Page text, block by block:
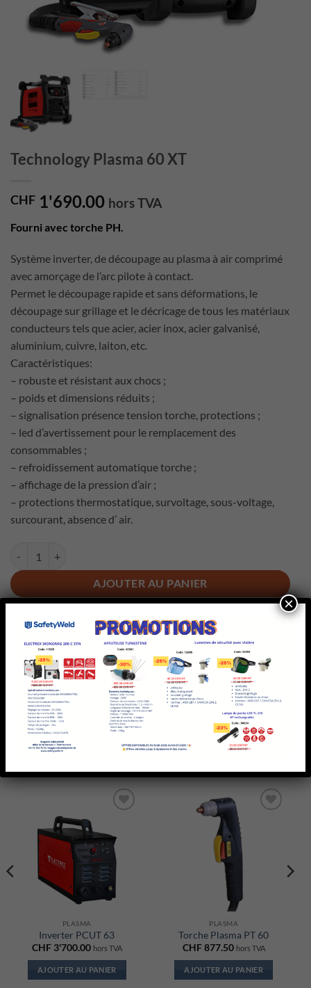
Technology Plasma 60 XT
CHF 1'690.00 hors TVA
Fourni avec torche PH.
Système inverter, de découpage au plasma à air comprimé
avec amorçage de l’arc pilote à contact.
Permet le découpage rapide et sans déformations, le
découpage sur grillage et le décricage de tous les matériaux
conducteurs tels que acier, acier inox, acier galvanisé,
aluminium, cuivre, laiton, etc.
Caractéristiques:
– robuste et résistant aux chocs ;
– poids et dimensions réduits ;
– signalisation présence tension torche, protections ;
– led d’avertissement pour le remplacement des
consommables ;
– refroidissement automatique torche ;
– affichage de la pression d’air ;
– protections thermostatique, survoltage, sous-voltage,
surcourant, absence d’ air.
AJOUTER AU PANIER
UGS :10619
Catégorie :Plasma
d’envies
PLASMA
Inverter PCUT 63
CHF3'700.00 hors TVA
AJOUTER AU PANIER
PLASMA
Torche Plasma PT 60
CHF877.50 hors TVA
AJOUTER AU PANIER
×